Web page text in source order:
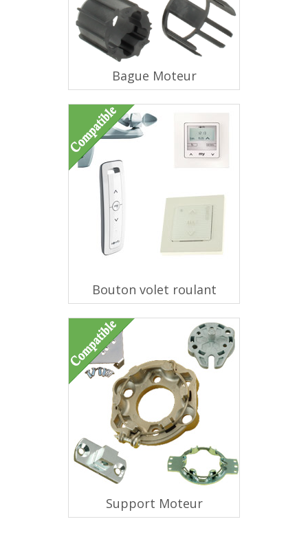
Bague Moteur
Bouton volet roulant
Support Moteur